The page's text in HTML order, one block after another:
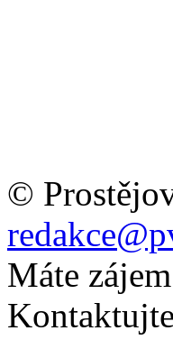
©
Máte